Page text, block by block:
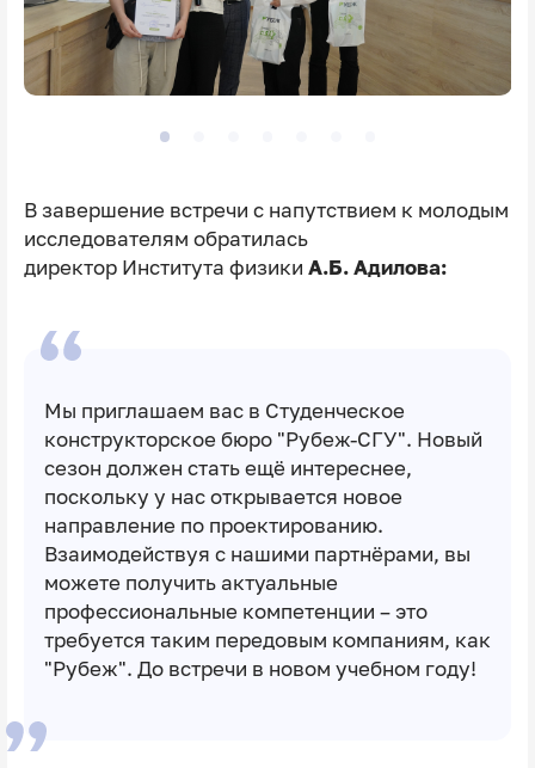
В завершение встречи с напутствием к молодым
исследователям обратилась
директор Института физики А.Б. Адилова:
Мы приглашаем вас в Студенческое
конструкторское бюро "Рубеж-СГУ". Новый
сезон должен стать ещё интереснее,
поскольку у нас открывается новое
направление по проектированию.
Взаимодействуя с нашими партнёрами, вы
можете получить актуальные
профессиональные компетенции – это
требуется таким передовым компаниям, как
"Рубеж". До встречи в новом учебном году!